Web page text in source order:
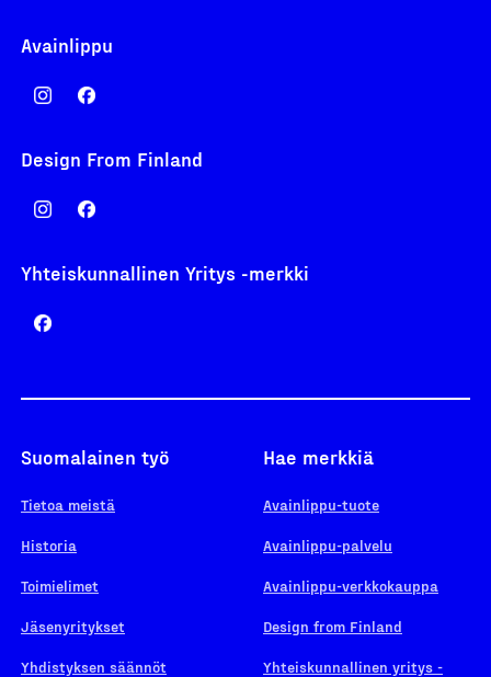
Avainlippu
Design From Finland
Yhteiskunnallinen Yritys -merkki
Suomalainen työ
Tietoa meistä
Historia
Toimielimet
Jäsenyritykset
Yhdistyksen säännöt
Hae merkkiä
Avainlippu-tuote
Avainlippu-palvelu
Avainlippu-verkkokauppa
Design from Finland
Yhteiskunnallinen yritys -